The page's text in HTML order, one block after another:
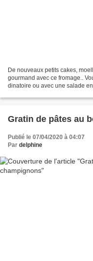
De nouveaux petits cakes,
gourmand avec ce fromage..
dinatoire ou avec une salade
Gratin de pâtes au
Publié le 07/04/2020 à 04:07
Par delphine